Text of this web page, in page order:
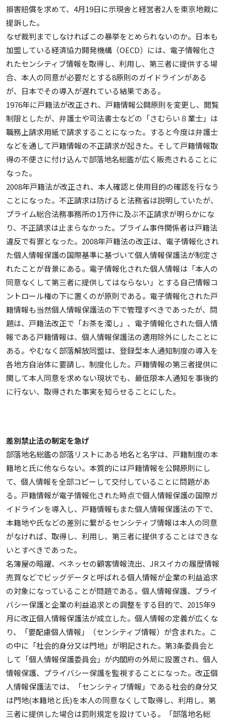
損害賠償を求めて、4月19日に示現舎と経営者2人を東京地裁に
提訴した。
なぜ裁判までしなければこの暴挙をとめられないのか。日本も
加盟している経済協力開発機構（OECD）には、電子情報化さ
れたセンシティブ情報を取得し、利用し、第三者に提供する場
合、本人の同意が必要だとする8原則のガイドラインがある
が、日本でその導入が遅れている結果である。
1976年に戸籍法が改正され、戸籍情報公開原則を変更し、閲覧
制限としたが、弁護士や司法書士などの「さむらい８業士」は
職務上請求用紙で請求することになった。すると今度は弁護士
などを通して戸籍情報の不正請求が起きた。そして戸籍情報取
得の不便さに付け込んで部落地名総鑑が広く販売されることに
なった。
2008年戸籍法が改正され、本人確認と使用目的の確認を行なう
ことになった。不正請求は防げると法務省は説明していたが、
プライム総合法務事務所の1万件に及ぶ不正請求が明らかにな
り、不正請求は止まらなかった。プライム事件関係者は戸籍法
違反で有罪となった。2008年戸籍法の改正は、電子情報化され
た個人情報保護の国際基準に基づいて個人情報保護法が制定さ
れたことが背景にある。電子情報化された個人情報は「本人の
同意なくして第三者に提供してはならない」とする自己情報コ
ントロール権の下に置くのが原則である。電子情報化された戸
籍情報も当然個人情報保護法の下で管理すべきであったが、問
題は、戸籍法改正で「お茶を濁し」、電子情報化された個人情
報である戸籍情報は、個人情報保護法の適用除外にしたことに
ある。やむなく部落解放同盟は、登録型本人通知制度の導入を
各地方自治体に要請し、制度化した。戸籍情報の第三者提供に
関して本人同意を求めない現状でも、最低限本人通知を事後的
に行ない、取得された事実を知らせることにした。
差別禁止法の制定を急げ
部落地名総鑑の部落リストにある地名と名字は、戸籍制度の本
籍地と氏に他ならない。本質的には戸籍情報を公開原則にし
て、個人情報を全部コピーして交付していることに問題があ
る。戸籍情報が電子情報化された時点で個人情報保護の国際ガ
イドラインを導入し、戸籍情報もまた個人情報保護法の下で、
本籍地や氏などの差別に繋がるセンシティブ情報は本人の同意
がなければ、取得し、利用し、第三者に提供することはできな
いとすべきであった。
名簿屋の暗躍、ベネッセの顧客情報流出、JRスイカの履歴情報
売買などでビッグデータと呼ばれる個人情報が企業の利益追求
の対象になっていることが問題である。個人情報保護、プライ
バシー保護と企業の利益追求との調整をする目的で、2015年9
月に改正個人情報保護法が成立した。個人情報の定義が広くな
り、「要配慮個人情報」（センシティブ情報）が含まれた。こ
の中に「社会的身分又は門地」が明記された。第3条委員会と
して「個人情報保護委員会」が内閣府の外局に設置され、個人
情報保護、プライバシー保護を監視することになった。改正個
人情報保護法では、「センシティブ情報」である社会的身分又
は門地(本籍地と氏)を本人の同意なくして取得し、利用し、第
三者に提供した場合は罰則規定を設けている。「部落地名総